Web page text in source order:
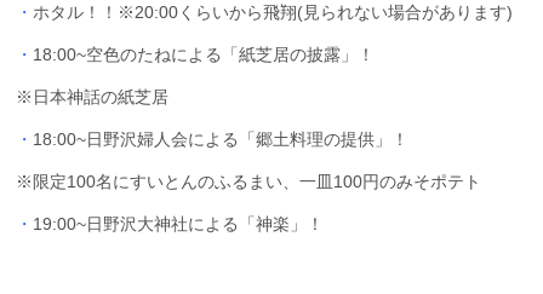
・ ホタル！！※20:00くらいから飛翔(見られない場合があります)
・ 18:00~空色のたねによる「紙芝居の披露」！
※日本神話の紙芝居
・ 18:00~日野沢婦人会による「郷土料理の提供」！
※限定100名にすいとんのふるまい、一皿100円のみそポテト
・ 19:00~日野沢大神社による「神楽」！